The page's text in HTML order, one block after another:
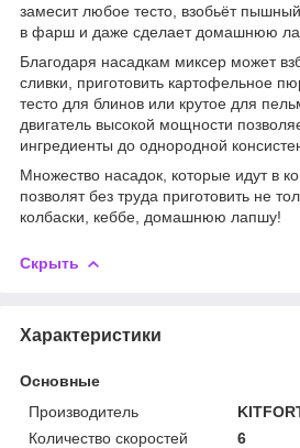
замесит любое тесто, взобьёт
в фарш и даже сделает домашнюю
Благодаря насадкам миксер может
сливки, приготовить картофельное
тесто для блинов или крутое для
двигатель высокой мощности
ингредиенты до однородной
Множество насадок, которые идут в
позволят без труда приготовить не
колбаски, кеббе, домашнюю лапшу!
Скрыть
Характеристики
Основные
Производитель
Количество скоростей
6